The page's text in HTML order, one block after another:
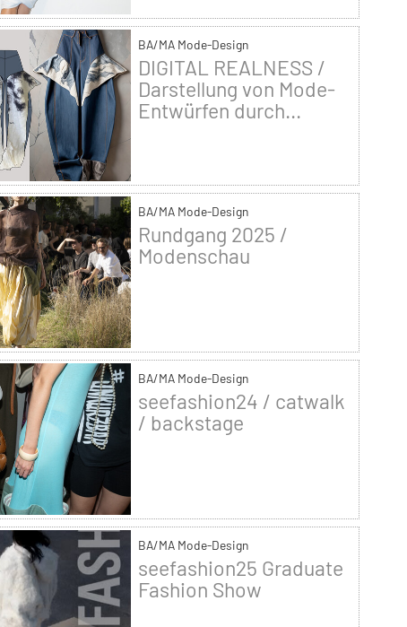
BA/MA Mode-Design
DIGITAL REALNESS /
Darstellung von Mode-
Entwürfen durch...
BA/MA Mode-Design
Rundgang 2025 /
Modenschau
BA/MA Mode-Design
seefashion24 / catwalk
/ backstage
BA/MA Mode-Design
seefashion25 Graduate
Fashion Show